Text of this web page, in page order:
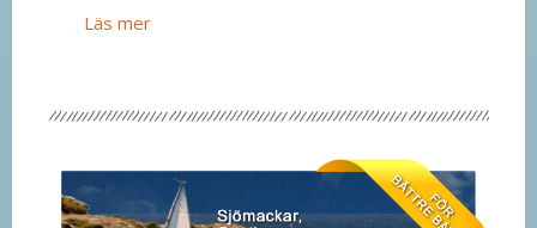
Läs mer